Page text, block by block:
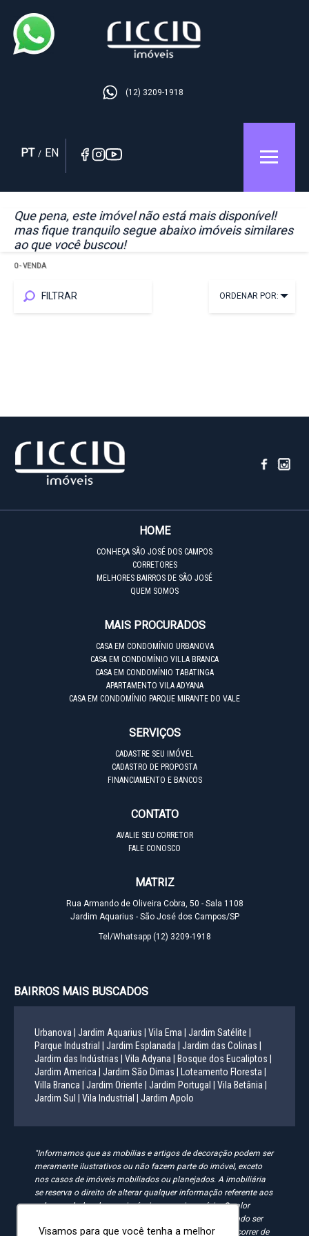
(12) 3209-1918
PT / EN
Que pena, este imóvel não está mais disponível!
mas fique tranquilo segue abaixo imóveis similares
ao que você buscou!
0- VENDA
FILTRAR ORDENAR POR:
HOME
CONHEÇA SÃO JOSÉ DOS CAMPOS
CORRETORES
MELHORES BAIRROS DE SÃO JOSÉ
QUEM SOMOS
MAIS PROCURADOS
CASA EM CONDOMÍNIO URBANOVA
CASA EM CONDOMÍNIO VILLA BRANCA
CASA EM CONDOMÍNIO TABATINGA
APARTAMENTO VILA ADYANA
CASA EM CONDOMÍNIO PARQUE MIRANTE DO VALE
SERVIÇOS
CADASTRE SEU IMÓVEL
CADASTRO DE PROPOSTA
FINANCIAMENTO E BANCOS
CONTATO
AVALIE SEU CORRETOR
FALE CONOSCO
MATRIZ
Rua Armando de Oliveira Cobra, 50 - Sala 1108
Jardim Aquarius - São José dos Campos/SP
Tel/Whatsapp (12) 3209-1918
BAIRROS MAIS BUSCADOS
Urbanova | Jardim Aquarius | Vila Ema |
Jardim Satélite |
Parque Industrial |
Jardim Esplanada |
Jardim das Colinas |
Jardim das Indústrias |
Vila Adyana |
Bosque dos Eucaliptos |
Jardim America |
Jardim São Dimas |
Loteamento Floresta |
Villa Branca |
Jardim Oriente | Jardim Portugal |
Vila Betânia |
Jardim Sul |
Vila Industrial | Jardim Apolo
"Informamos que as mobílias e artigos de decoração podem ser
meramente ilustrativos ou não fazem parte do imóvel, exceto
nos casos de imóveis mobiliados ou planejados. A imobiliária
se reserva o direito de alterar qualquer informação referente aos
valores e dados de seus imóveis sem aviso prévio. O valor
anunciado do condomínio e IPTU é aproximado, podendo ser
maior, menor ou mesmo passível de alteração. Pode ocorrer de
Visamos para que você tenha a melhor